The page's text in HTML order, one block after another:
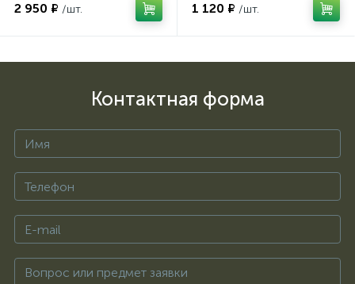
2 950 ₽ /шт. 1 120 ₽ /шт.
Контактная форма